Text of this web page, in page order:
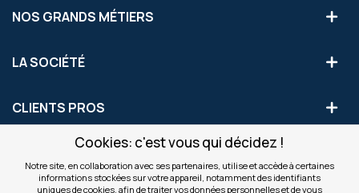
Cookies: c'est vous qui décidez !
Notre site, en collaboration avec ses partenaires, utilise et accède à certaines
informations stockées sur votre appareil, notamment des identifiants
uniques de cookies, afin de traiter vos données personnelles et de vous
NOS GRANDS MÉTIERS
LA SOCIÉTÉ
CLIENTS PROS
S'INSCRIRE AUX OFFRES COMMERCIALES
Inscription